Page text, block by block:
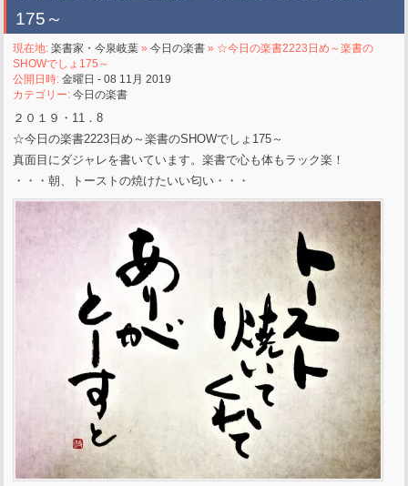
175～
現在地:楽書家・今泉岐葉 »今日の楽書 » ☆今日の楽書2223日め～楽書の
SHOWでしょ175～
公開日時:金曜日 - 08 11月 2019
カテゴリー:今日の楽書
２０１９・11．8
☆今日の楽書2223日め～楽書のSHOWでしょ175～
真面目にダジャレを書いています。楽書で心も体もラック楽！
・・・朝、トーストの焼けたいい匂い・・・